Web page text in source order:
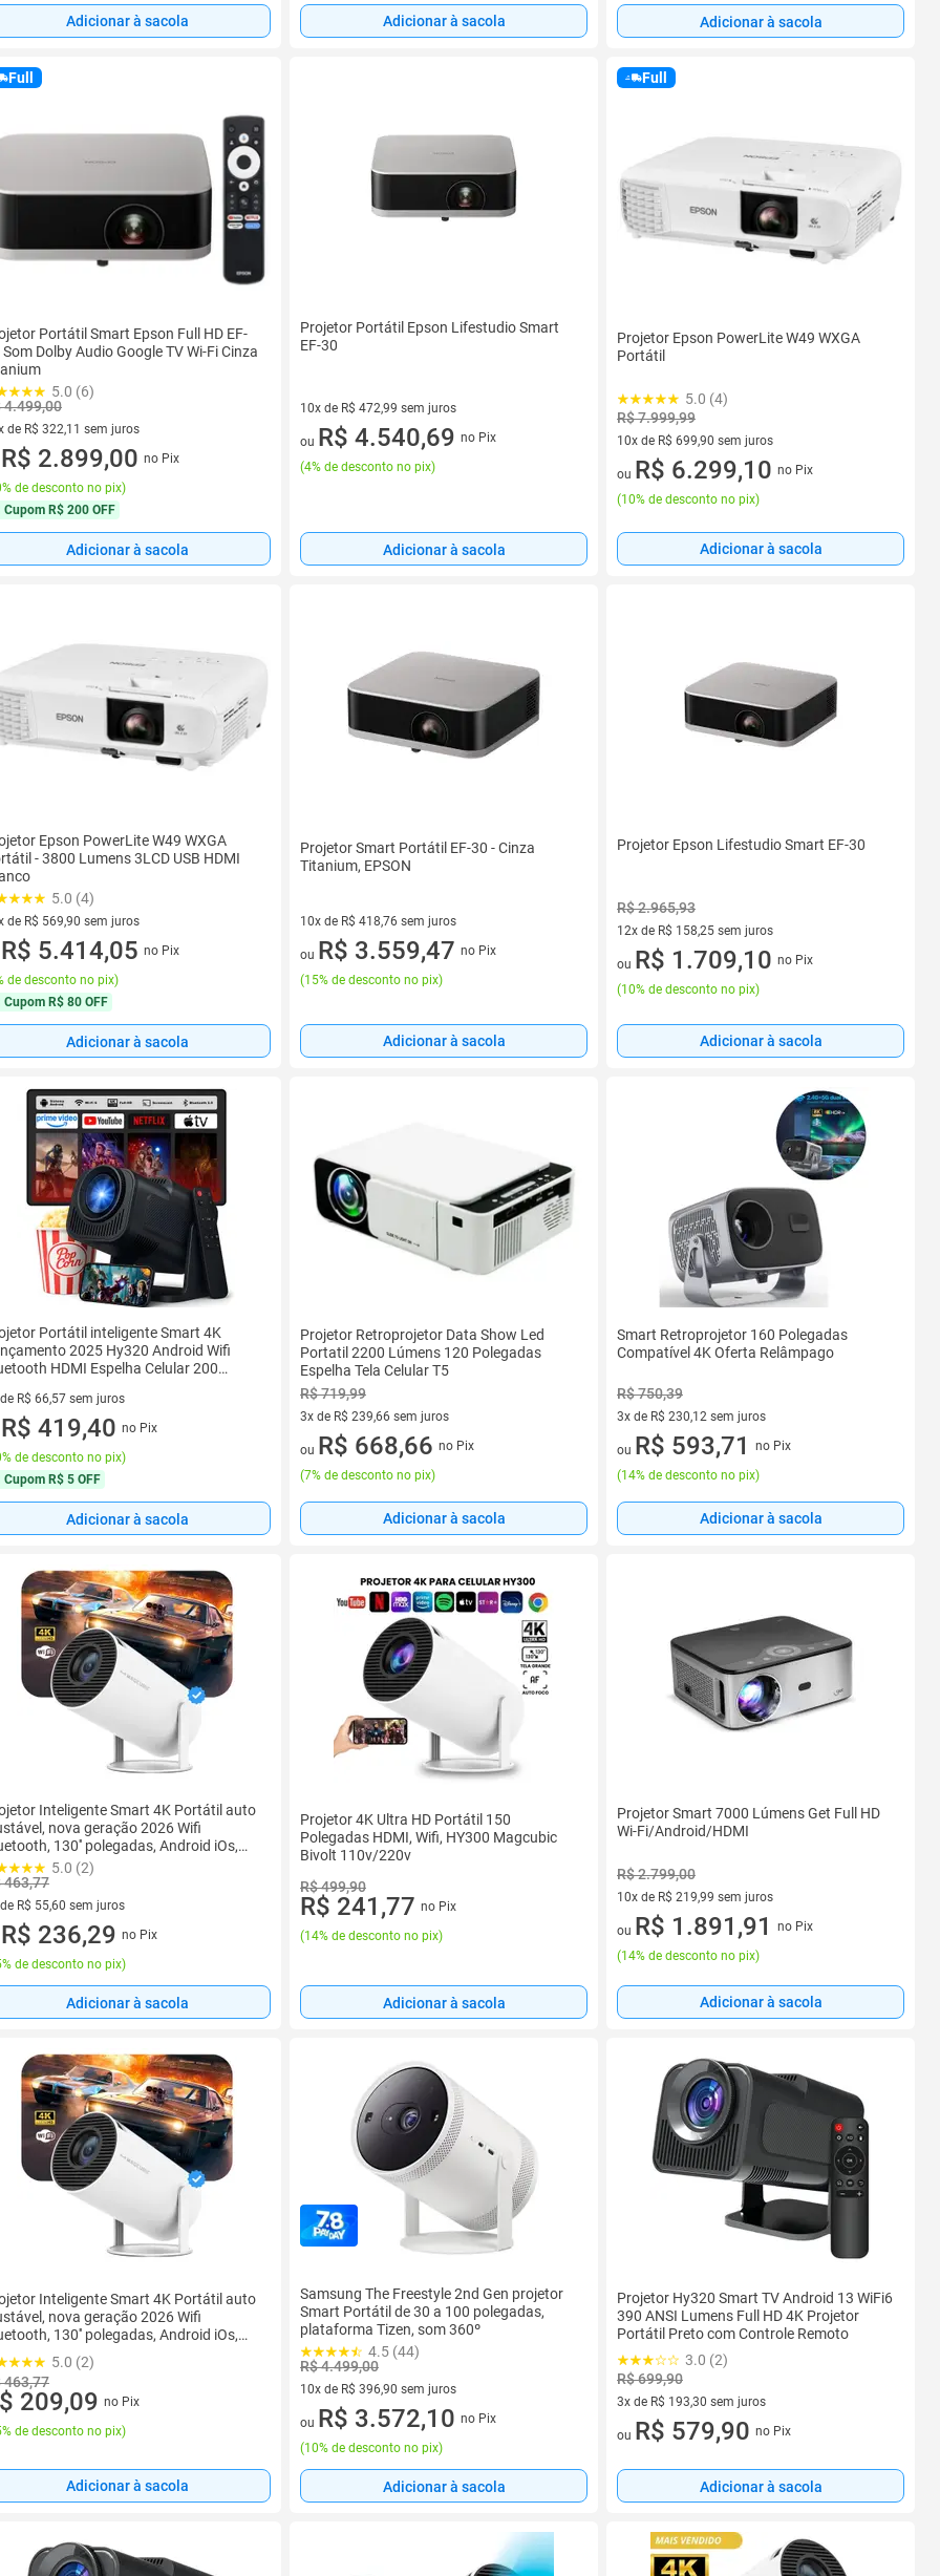
Adicionar à sacola Adicionar à sacola Adicionar à sacola
Full
Portátil Smart Epson Full HD EF-
Dolby Audio Google TV Wi-Fi Cinza
5.0 (6)
4.499,00
de R$ 322,11 sem juros
vez de R$ 322,11 sem juros
R$ 2.899,00 no Pix
de desconto no pix)
Cupom R$ 200 OFF
Adicionar à sacola
Projetor Portátil Epson Lifestudio Smart
EF-30
10x de R$ 472,99 sem juros
10 vez de R$ 472,99 sem juros
ou R$ 4.540,69 no Pix
(4% de desconto no pix)
Adicionar à sacola
Full
Projetor Epson PowerLite W49 WXGA
Portátil
5.0 (4)
R$ 7.999,99
10x de R$ 699,90 sem juros
10 vez de R$ 699,90 sem juros
ou R$ 6.299,10 no Pix
(10% de desconto no pix)
Adicionar à sacola
Epson PowerLite W49 WXGA
- 3800 Lumens 3LCD USB HDMI
5.0 (4)
de R$ 569,90 sem juros
vez de R$ 569,90 sem juros
R$ 5.414,05 no Pix
de desconto no pix)
Cupom R$ 80 OFF
Adicionar à sacola
Projetor Smart Portátil EF-30 - Cinza
Titanium, EPSON
10x de R$ 418,76 sem juros
10 vez de R$ 418,76 sem juros
ou R$ 3.559,47 no Pix
(15% de desconto no pix)
Adicionar à sacola
Projetor Epson Lifestudio Smart EF-30
R$ 2.965,93
12x de R$ 158,25 sem juros
12 vez de R$ 158,25 sem juros
ou R$ 1.709,10 no Pix
(10% de desconto no pix)
Adicionar à sacola
Portátil inteligente Smart 4K
2025 Hy320 Android Wifi
HDMI Espelha Celular 200
R$ 66,57 sem juros
de R$ 66,57 sem juros
R$ 419,40 no Pix
de desconto no pix)
Cupom R$ 5 OFF
Adicionar à sacola
Projetor Retroprojetor Data Show Led
Portatil 2200 Lúmens 120 Polegadas
Espelha Tela Celular T5
R$ 719,99
3x de R$ 239,66 sem juros
3 vez de R$ 239,66 sem juros
ou R$ 668,66 no Pix
(7% de desconto no pix)
Adicionar à sacola
Smart Retroprojetor 160 Polegadas
Compatível 4K Oferta Relâmpago
R$ 750,39
3x de R$ 230,12 sem juros
3 vez de R$ 230,12 sem juros
ou R$ 593,71
no Pix
(14% de desconto no pix)
Adicionar à sacola
Inteligente Smart 4K Portátil auto
nova geração 2026 Wifi
130'' polegadas, Android iOs,
HD
5.0 (2)
463,77
R$ 55,60 sem juros
de R$ 55,60 sem juros
R$ 236,29 no Pix
de desconto no pix)
Adicionar à sacola
Projetor 4K Ultra HD Portátil 150
Polegadas HDMI, Wifi, HY300 Magcubic
Bivolt 110v/220v
R$ 499,90
R$ 241,77 no Pix
(14% de desconto no pix)
Adicionar à sacola
Projetor Smart 7000 Lúmens Get Full HD
Wi-Fi/Android/HDMI
R$ 2.799,00
10x de R$ 219,99 sem juros
10 vez de R$ 219,99 sem juros
ou R$ 1.891,91
no Pix
(14% de desconto no pix)
Adicionar à sacola
Inteligente Smart 4K Portátil auto
nova geração 2026 Wifi
130'' polegadas, Android iOs,
5.0 (2)
463,77
209,09 no Pix
de desconto no pix)
Adicionar à sacola
Samsung The Freestyle 2nd Gen projetor
Smart Portátil de 30 a 100 polegadas,
plataforma Tizen, som 360º
4.5 (44)
R$ 4.499,00
10x de R$ 396,90 sem juros
10 vez de R$ 396,90 sem juros
ou R$ 3.572,10 no Pix
(10% de desconto no pix)
Adicionar à sacola
Projetor Hy320 Smart TV Android 13 WiFi6
390 ANSI Lumens Full HD 4K Projetor
Portátil Preto com Controle Remoto
3.0 (2)
R$ 699,90
3x de R$ 193,30 sem juros
3 vez de R$ 193,30 sem juros
ou R$ 579,90 no Pix
Adicionar à sacola